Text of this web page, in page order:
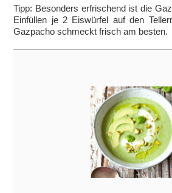
Tipp: Besonders erfrischend ist die
Einfüllen je 2 Eiswürfel auf den
Gazpacho schmeckt frisch am besten.